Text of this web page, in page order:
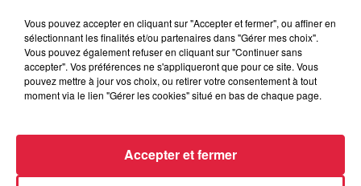
Alsace Excellence : découvrez les Brasseries
Kronenbourg à Obernai
"Création et développement de la filière...
Vous pouvez accepter en cliquant sur "Accepter et fermer", ou affiner en
sélectionnant les finalités et/ou partenaires dans "Gérer mes choix".
Vous pouvez également refuser en cliquant sur "Continuer sans
accepter". Vos préférences ne s'appliqueront que pour ce site. Vous
pouvez mettre à jour vos choix, ou retirer votre consentement à tout
moment via le lien "Gérer les cookies" situé en bas de chaque page.
Accepter et fermer